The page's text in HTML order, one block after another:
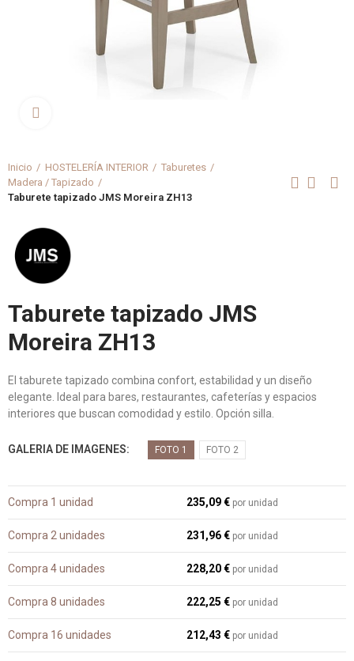
Inicio HOSTELERÍA INTERIOR
Taburetes
Madera / Tapizado
Taburete tapizado JMS Moreira ZH13
Taburete tapizado JMS
Moreira ZH13
El taburete tapizado combina confort, estabilidad y un diseño
elegante. Ideal para bares, restaurantes, cafeterías y espacios
interiores que buscan comodidad y estilo. Opción silla.
GALERIA DE IMAGENES FOTO 1 FOTO 2
Compra 1 unidad 235,09 € por unidad
Compra 2 unidades 231,96 € por unidad
Compra 4 unidades 228,20 € por unidad
Compra 8 unidades 222,25 € por unidad
Compra 16 unidades 212,43 € por unidad